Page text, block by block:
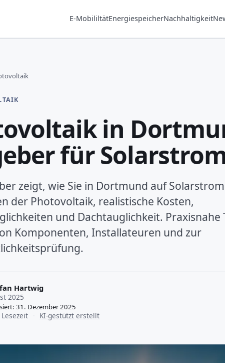
E-MobililtätEnergiespeicherNachhaltigkeit
in
für
zeigt, wie Sie in Dortmund auf
der Photovoltaik, realistische Kosten,
und Dachtauglichkeit. Praxisnahe
Komponenten, Installateuren und zur
Hartwig
2025
31. Dezember 2025
KI-gestützt erstellt